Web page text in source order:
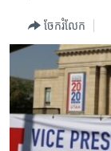
រំលង​
ចូល​
ទៅ​
ទំព័រ​
រចនា
ព្រឹត្តិការណ៍ព័ត៌មាន
ទូរទស្សន៍ / វីដេអូ​
វិទ្យុ / ផតខាសថ៍
កម្មវិធីទាំងអស់
ចែករំលែក